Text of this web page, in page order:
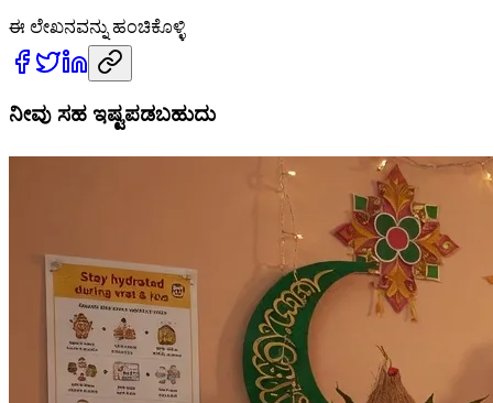
ಈ ಲೇಖನವನ್ನು ಹಂಚಿಕೊಳ್ಳಿ
ನೀವು ಸಹ ಇಷ್ಟಪಡಬಹುದು